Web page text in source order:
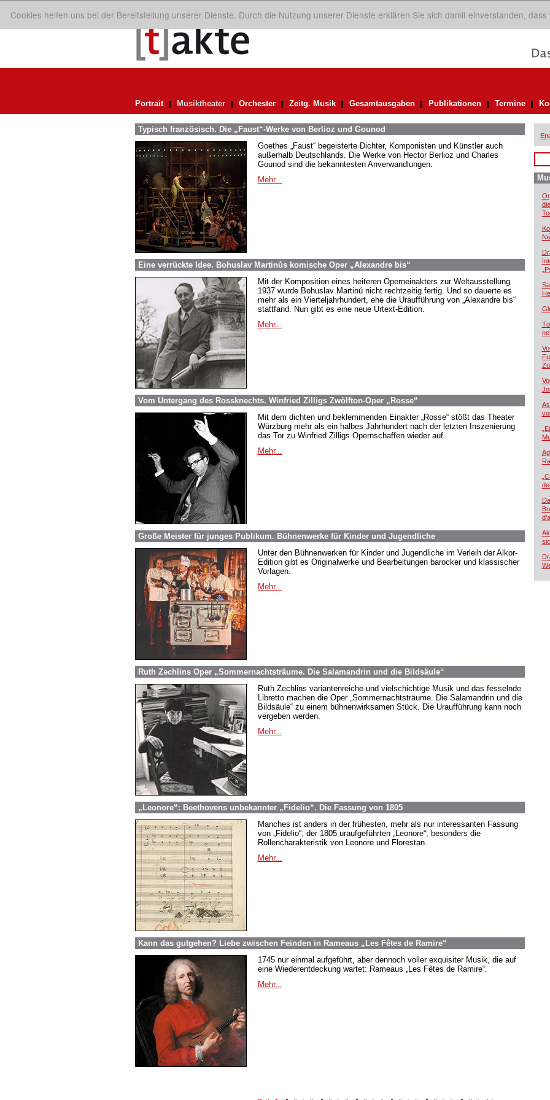
Cookies helfen uns bei der Bereitstellung unserer Dienste. Durch die Nutzung unserer Dienste erklären Sie sich damit einverstanden, dass
Portrait Musiktheater Orchester Zeitg. Musik Gesamtausgaben Publikationen Termine
Typisch französisch. Die „Faust“-Werke von Berlioz und Gounod
Goethes „Faust“ begeisterte Dichter, Komponisten und Künstler auch
außerhalb Deutschlands. Die Werke von Hector Berlioz und Charles
Gounod sind die bekanntesten Anverwandlungen.
Mehr...
Eine verrückte Idee. Bohuslav Martinůs komische Oper „Alexandre bis“
Mit der Komposition eines heiteren Operneinakters zur Weltausstellung
1937 wurde Bohuslav Martinů nicht rechtzeitig fertig. Und so dauerte es
mehr als ein Vierteljahrhundert, ehe die Uraufführung von „Alexandre bis“
stattfand. Nun gibt es eine neue Urtext-Edition.
Mehr...
Vom Untergang des Rossknechts. Winfried Zilligs Zwölfton-Oper „Rosse“
Mit dem dichten und beklemmenden Einakter „Rosse“ stößt das Theater
Würzburg mehr als ein halbes Jahrhundert nach der letzten Inszenierung
das Tor zu Winfried Zilligs Opernschaffen wieder auf.
Mehr...
Große Meister für junges Publikum. Bühnenwerke für Kinder und Jugendliche
Unter den Bühnenwerken für Kinder und Jugendliche im Verleih der Alkor-
Edition gibt es Originalwerke und Bearbeitungen barocker und klassischer
Vorlagen.
Mehr...
Ruth Zechlins Oper „Sommernachtsträume. Die Salamandrin und die Bildsäule“
Ruth Zechlins variantenreiche und vielschichtige Musik und das fesselnde
Libretto machen die Oper „Sommernachtsträume. Die Salamandrin und die
Bildsäule“ zu einem bühnenwirksamen Stück. Die Uraufführung kann noch
vergeben werden.
Mehr...
„Leonore“: Beethovens unbekannter „Fidelio“. Die Fassung von 1805
Manches ist anders in der frühesten, mehr als nur interessanten Fassung
von „Fidelio“, der 1805 uraufgeführten „Leonore“, besonders die
Rollencharakteristik von Leonore und Florestan.
Mehr...
Kann das gutgehen? Liebe zwischen Feinden in Rameaus „Les Fêtes de Ramire“
1745 nur einmal aufgeführt, aber dennoch voller exquisiter Musik, die auf
eine Wiederentdeckung wartet: Rameaus „Les Fêtes de Ramire“.
Mehr...